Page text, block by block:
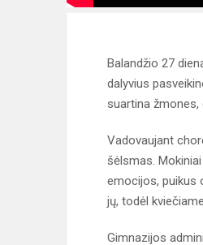
Balandžio 27
dalyvius
suartina
Vadovaujant
šėlsmas.
emocijos, puikus
jų, todėl
Gimnazijos